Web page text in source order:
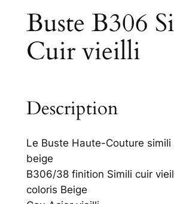
Buste B306
Cuir vieilli
Description
Le Buste Haute-Couture simili
beige
B306/38 finition Simili cuir
coloris Beige